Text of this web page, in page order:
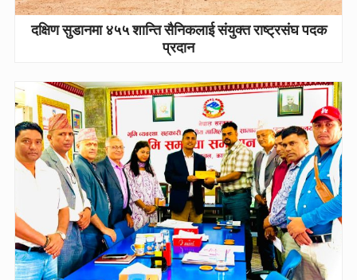
दक्षिण सुडानमा ४५५ शान्ति सैनिकलाई संयुक्त राष्ट्रसंघ पदक
प्रदान